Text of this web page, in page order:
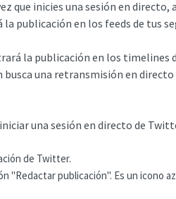
que inicies una sesión en
publicación en los feeds de tus
la publicación en los timelines
una retransmisión en
una sesión en directo de
de Twitter.
"Redactar publicación". Es un icono